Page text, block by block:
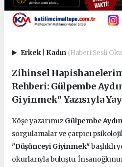
Erkek Kadın (Haberi Sesli
Zihinsel
Rehberi: Gülpembe
Giyinmek" Yazısıyla
Köşe yazarımızGülpembe Aydın
sorgulamalar ve çarpıcı
"Düşünceyi Giyinmek"başlıklı
okurlarıyla buluştu.